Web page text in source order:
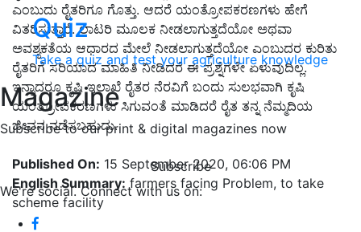
Quiz
Take a quiz and test your agriculture knowledge
Magazine
Subscribe to our print & digital magazines now
Subscribe
We're social. Connect with us on:
ಎಂಬುದು ರೈತರಿಗೂ ಗೊತ್ತು. ಆದರೆ ಯಂತ್ರೋಪಕರಣಗಳು ಹೇಗೆ
ವಿತರಿಸುತ್ತಾರೆ. ಲಾಟರಿ ಮೂಲಕ ನೀಡಲಾಗುತ್ತದೆಯೋ ಅಥವಾ
ಅವಶ್ಯಕತೆಯ ಆಧಾರದ ಮೇಲೆ ನೀಡಲಾಗುತ್ತದೆಯೋ ಎಂಬುದರ ಕುರಿತು
ರೈತರಿಗೆ ಸರಿಯಾದ ಮಾಹಿತಿ ನೀಡಿದರೆ ಈ ಪ್ರಶ್ನೆಗಳೇ ಏಳುವುದಿಲ್ಲ.
ಇನ್ನಾದರೂ ಕೃಷಿ ಇಲಾಖೆ ರೈತರ ನೆರವಿಗೆ ಬಂದು ಸುಲಭವಾಗಿ ಕೃಷಿ
ಯಂತ್ರೋಪಕರಣಗಳು ಸಿಗುವಂತೆ ಮಾಡಿದರೆ ರೈತ ತನ್ನ ನೆಮ್ಮದಿಯ
ಜೀವನ ನಡೆಸಬಹುದು.
Published On: 15 September 2020, 06:06 PM
English Summary: farmers facing Problem, to take
scheme facility